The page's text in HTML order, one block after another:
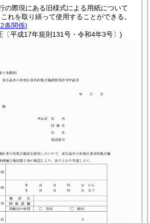
の際現にある旧様式による用紙について
れを取り繕って使用することができる。
条関係)
〔平成17年規則131号・令和4年3号〕)